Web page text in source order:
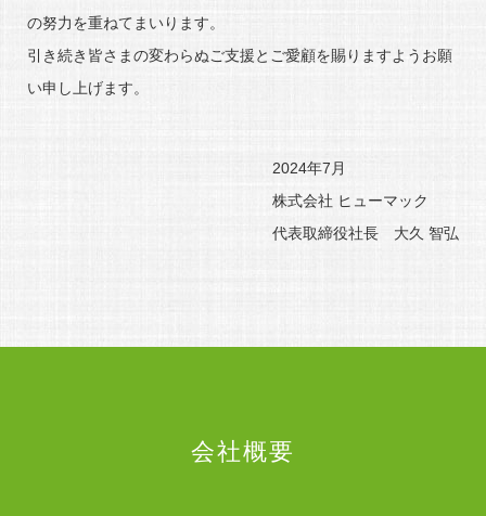
の努力を重ねてまいります。
引き続き皆さまの変わらぬご支援とご愛顧を賜りますようお願
い申し上げます。
2024年7月
株式会社 ヒューマック
代表取締役社長 大久 智弘
会社概要